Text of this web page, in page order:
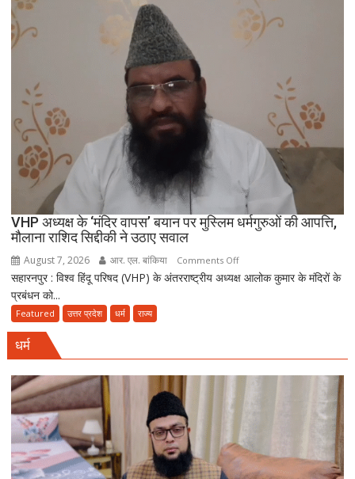
PM
करीब
BJP?
मुलाकात
के
सियासी
खिचड़ी
VHP अध्यक्ष के ‘मंदिर वापस’ बयान पर मुस्लिम धर्मगुरुओं की आपत्ति,
मौलाना राशिद सिद्दीकी ने उठाए सवाल
August 7, 2026 आर. एल. बांकिया Comments Offon
VHP
की
आपत्ति,
मौलाना
सहारनपुर : विश्व हिंदू परिषद (VHP) के अंतरराष्ट्रीय अध्यक्ष आलोक कुमार के मंदिरों के
प्रबंधन को...
Featured उत्तर प्रदेश धर्म राज्य
धर्म